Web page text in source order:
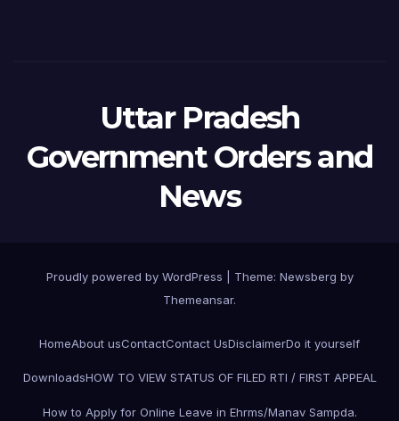
Uttar Pradesh
Government Orders and
News
Proudly powered by WordPress Theme: Newsberg by
Themeansar.
HomeAbout usContactContact UsDisclaimerDo it yourself
DownloadsHOW TO VIEW STATUS OF FILED RTI / FIRST APPEAL
How to Apply for Online Leave in Ehrms/Manav Sampda.